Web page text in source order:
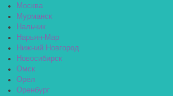
Москва
Мурманск
Нальчик
Нарьян-Мар
Нижний Новгород
Новосибирск
Омск
Орёл
Оренбург